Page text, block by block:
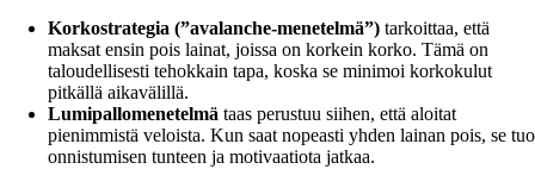
Korkostrategia (”avalanche-menetelmä”) tarkoittaa, että
maksat ensin pois lainat, joissa on korkein korko. Tämä on
taloudellisesti tehokkain tapa, koska se minimoi korkokulut
pitkällä aikavälillä.
Lumipallomenetelmä taas perustuu siihen, että aloitat
pienimmistä veloista. Kun saat nopeasti yhden lainan pois, se tuo
onnistumisen tunteen ja motivaatiota jatkaa.